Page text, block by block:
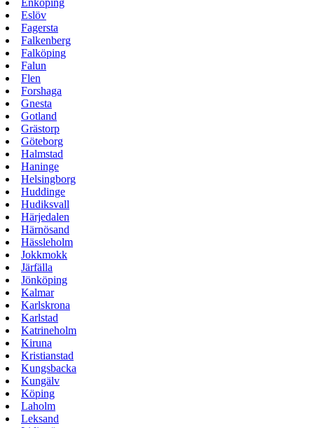
Enköping
Eslöv
Fagersta
Falkenberg
Falköping
Falun
Flen
Forshaga
Gnesta
Gotland
Grästorp
Göteborg
Halmstad
Haninge
Helsingborg
Huddinge
Hudiksvall
Härjedalen
Härnösand
Hässleholm
Jokkmokk
Järfälla
Jönköping
Kalmar
Karlskrona
Karlstad
Katrineholm
Kiruna
Kristianstad
Kungsbacka
Kungälv
Köping
Laholm
Leksand